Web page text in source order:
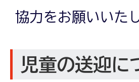
協力をお願いいた
児童の送迎に